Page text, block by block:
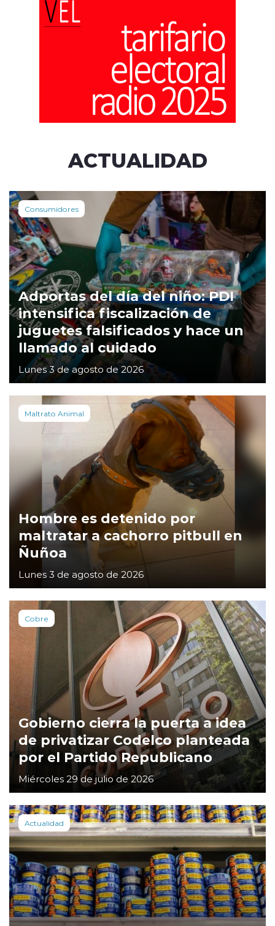
ACTUALIDAD
Consumidores
Adportas del día del niño: PDI
intensifica fiscalización de
juguetes falsificados y hace un
llamado al cuidado
Lunes 3 de agosto de 2026
Maltrato Animal
Hombre es detenido por
maltratar a cachorro pitbull en
Ñuñoa
Lunes 3 de agosto de 2026
Cobre
Gobierno cierra la puerta a idea
de privatizar Codelco planteada
por el Partido Republicano
Miércoles 29 de julio de 2026
Actualidad